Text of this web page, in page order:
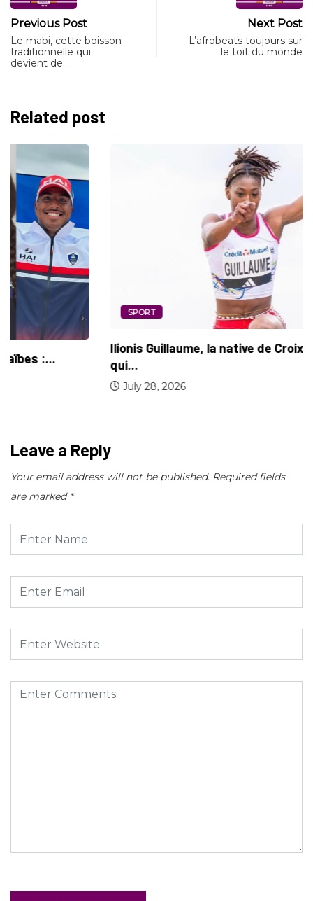
Previous Post
Le mabi, cette boisson
traditionnelle qui
devient de…
Next Post
L’afrobeats toujours sur
le toit du monde
Related post
Ilionis Guillaume, la native de Croix-des-Bouquets
qui...
Leave a Reply
Your email address will not be published. Required fields
are marked *